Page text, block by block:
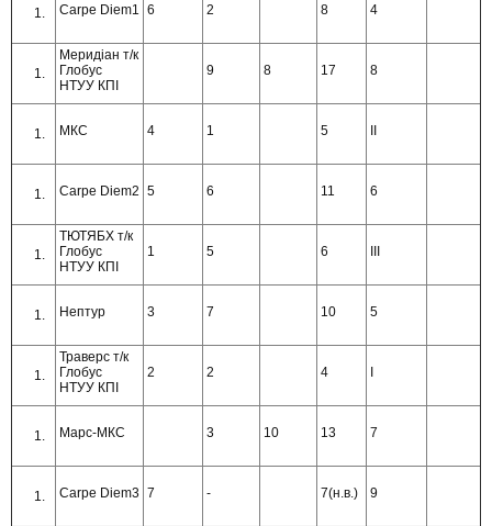
Carpe Diem1 6 2 8 4
Меридіан т/к
Глобус
НТУУ КПІ
9 8 17 8
МКС 4 1 5 ІІ
Carpe Diem2 5 6 11 6
ТЮТЯБХ т/к
Глобус
НТУУ КПІ
1 5 6 ІІІ
Нептур 3 7 10 5
Траверс т/к
Глобус
НТУУ КПІ
2 2 4 І
Марс-МКС 3 10 13 7
Carpe Diem3 7 - 7(н.в.) 9